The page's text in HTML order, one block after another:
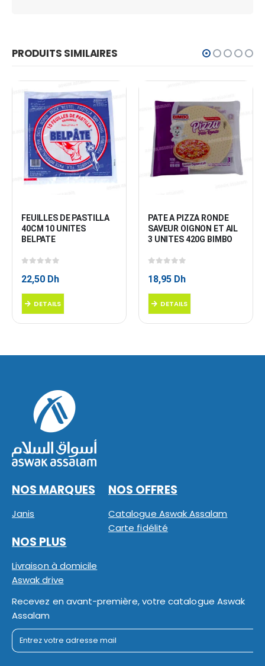
PRODUITS SIMILAIRES
FEUILLES DE PASTILLA
40CM 10 UNITES
BELPATE
22,50 Dh
DETAILS
PATE A PIZZA RONDE
SAVEUR OIGNON ET AIL
3 UNITES 420G BIMBO
18,95 Dh
DETAILS
NOS MARQUES
Janis
NOS OFFRES
Catalogue Aswak Assalam
Carte fidélité
NOS PLUS
Livraison à domicile
Aswak drive
Recevez en avant-première, votre catalogue Aswak
Assalam